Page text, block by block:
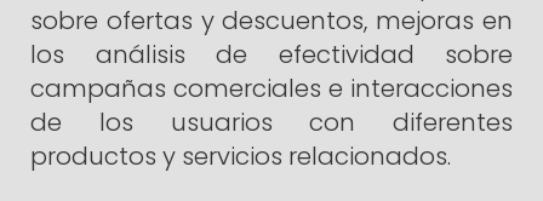
sobre ofertas y descuentos, mejoras en
los análisis de efectividad sobre
campañas comerciales e interacciones
de los usuarios con diferentes
productos y servicios relacionados.